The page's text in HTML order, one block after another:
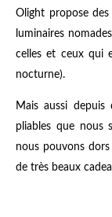
Olight propose
luminaires
celles et ceux qui
nocturne).
Mais aussi depuis
pliables que nous
nous pouvons
de très beaux